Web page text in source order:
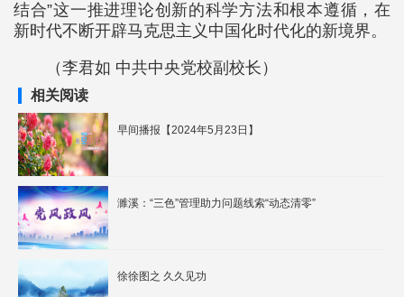
结合”这一推进理论创新的科学方法和根本遵循，在
新时代不断开辟马克思主义中国化时代化的新境界。
（李君如 中共中央党校副校长）
相关阅读
早间播报【2024年5月23日】
濉溪：“三色”管理助力问题线索“动态清零”
徐徐图之 久久见功